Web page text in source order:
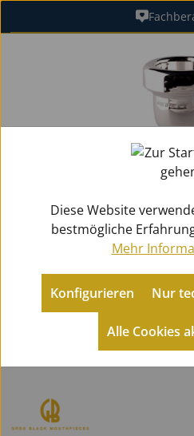
Zum Hauptinhalt springen
Bildergalerie überspringen
Mundstücke
Diese Website
bestmögliche
Mehr
Konfigurieren
Alle Cookies
Nur